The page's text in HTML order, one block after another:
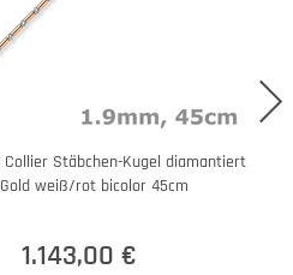
Stäbchen-Kugel diamantiert
weiß/rot bicolor 45cm
1.143,00 €